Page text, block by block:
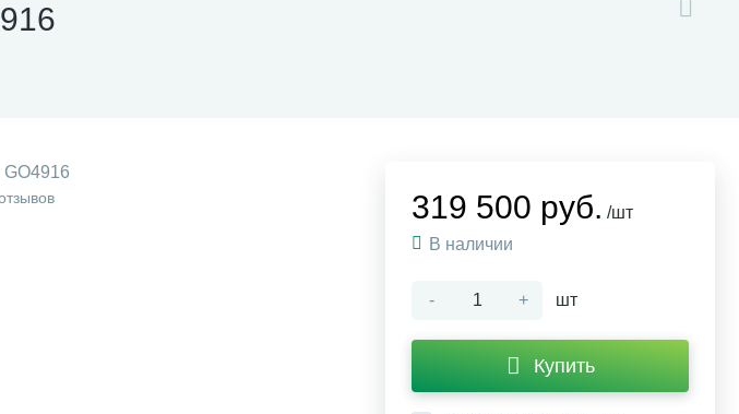
GO4916
319 500 руб. /шт
В наличии
- + шт
Купить